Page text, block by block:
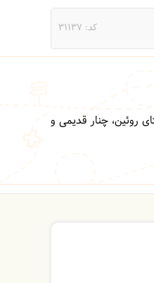
کد: 31137
روئین، چنار قدیمی و